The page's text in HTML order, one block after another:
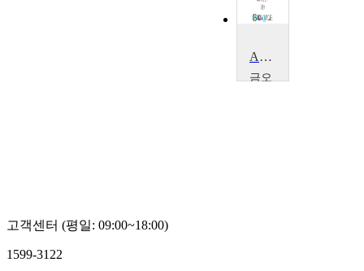
ANSYS로 기계공학 섭렵하기
금오
고객센터 (평일: 09:00~18:00)
1599-3122